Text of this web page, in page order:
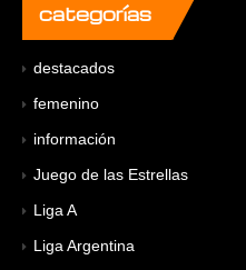
categorías
destacados
femenino
información
Juego de las Estrellas
Liga A
Liga Argentina